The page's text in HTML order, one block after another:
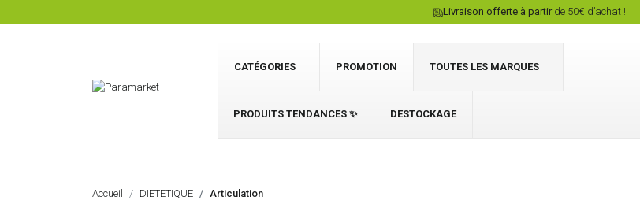
Livraison offerte à partirde 50€ d’achat !
CATÉGORIES PROMOTION TOUTES LES MARQUES
PRODUITS TENDANCES ✨ DESTOCKAGE
Accueil DIETETIQUE Articulation